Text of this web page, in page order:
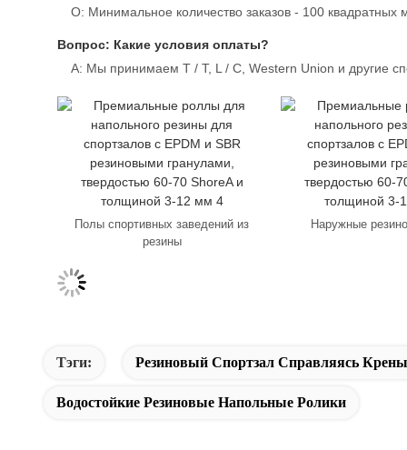
О: Минимальное количество заказов - 100 квадратных
Вопрос: Какие условия оплаты?
A: Мы принимаем T / T, L / C, Western Union и другие
Полы спортивных заведений из
резины
Наружные
Тэги: Резиновый Спортзал Справляясь Крены
Водостойкие Резиновые Напольные Ролики